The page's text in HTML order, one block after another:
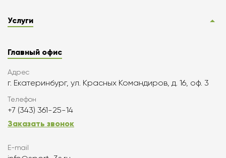
Услуги
Главный офис
Адрес
г. Екатеринбург, ул. Красных Командиров, д. 16, оф. 3
Телефон
+7 (343) 361-25-14
Заказать звонок
E-mail